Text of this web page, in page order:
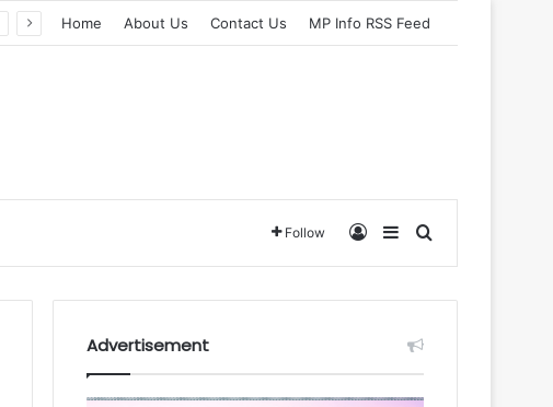
Home About Us Contact Us MP Info RSS Feed
Follow Log InSidebarSearch for
Advertisement